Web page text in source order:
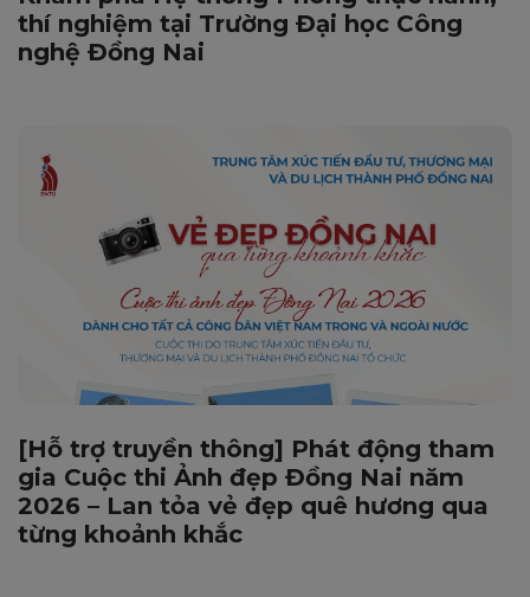
thí nghiệm tại Trường Đại học Công
nghệ Đồng Nai
[Hỗ trợ truyền thông] Phát động tham
gia Cuộc thi Ảnh đẹp Đồng Nai năm
2026 – Lan tỏa vẻ đẹp quê hương qua
từng khoảnh khắc